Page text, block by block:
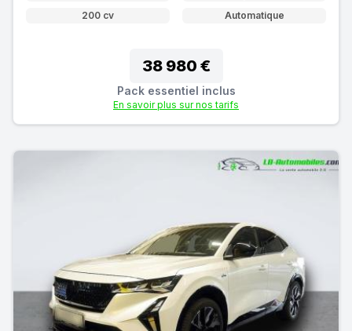
200 cv
Automatique
38 980 €
Pack essentiel inclus
En savoir plus sur nos tarifs